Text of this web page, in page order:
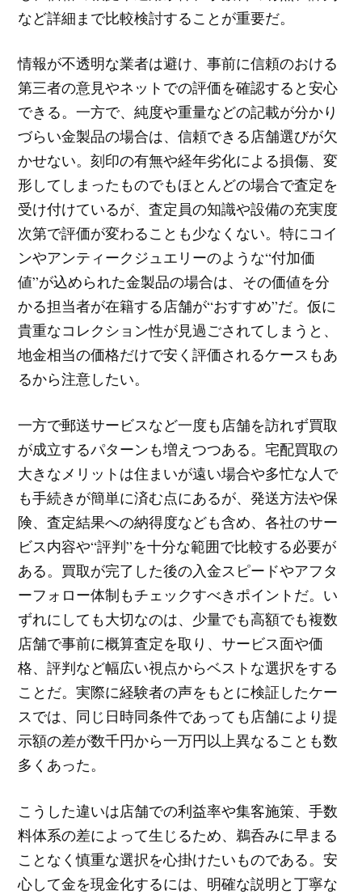
など詳細まで比較検討することが重要だ。
情報が不透明な業者は避け、事前に信頼のおける
第三者の意見やネットでの評価を確認すると安心
できる。一方で、純度や重量などの記載が分かり
づらい金製品の場合は、信頼できる店舗選びが欠
かせない。刻印の有無や経年劣化による損傷、変
形してしまったものでもほとんどの場合で査定を
受け付けているが、査定員の知識や設備の充実度
次第で評価が変わることも少なくない。特にコイ
ンやアンティークジュエリーのような“付加価
値”が込められた金製品の場合は、その価値を分
かる担当者が在籍する店舗が“おすすめ”だ。仮に
貴重なコレクション性が見過ごされてしまうと、
地金相当の価格だけで安く評価されるケースもあ
るから注意したい。
一方で郵送サービスなど一度も店舗を訪れず買取
が成立するパターンも増えつつある。宅配買取の
大きなメリットは住まいが遠い場合や多忙な人で
も手続きが簡単に済む点にあるが、発送方法や保
険、査定結果への納得度なども含め、各社のサー
ビス内容や“評判”を十分な範囲で比較する必要が
ある。買取が完了した後の入金スピードやアフタ
ーフォロー体制もチェックすべきポイントだ。い
ずれにしても大切なのは、少量でも高額でも複数
店舗で事前に概算査定を取り、サービス面や価
格、評判など幅広い視点からベストな選択をする
ことだ。実際に経験者の声をもとに検証したケー
スでは、同じ日時同条件であっても店舗により提
示額の差が数千円から一万円以上異なることも数
多くあった。
こうした違いは店舗での利益率や集客施策、手数
料体系の差によって生じるため、鵜呑みに早まる
ことなく慎重な選択を心掛けたいものである。安
心して金を現金化するには、明確な説明と丁寧な